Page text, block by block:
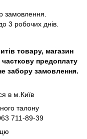
замовлення.
3 робочих днів.
товару, магазин
предоплату
забору замовлення.
в м.Київ
талону
711-89-39